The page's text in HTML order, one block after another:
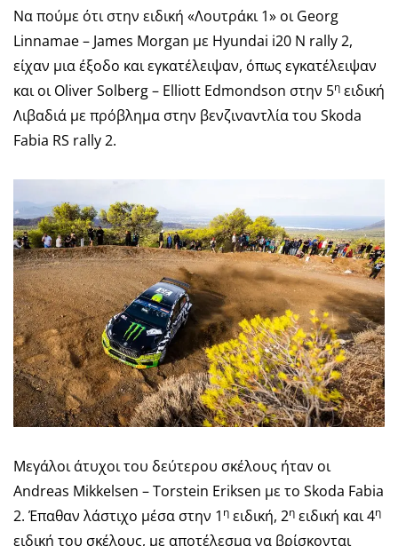
Να πούμε ότι στην ειδική «Λουτράκι 1» οι Georg
Linnamae – James Morgan με Hyundai i20 N rally 2,
είχαν μια έξοδο και εγκατέλειψαν, όπως εγκατέλειψαν
και οι Oliver Solberg – Elliott Edmondson στην 5η ειδική
Λιβαδιά με πρόβλημα στην βενζιναντλία του Skoda
Fabia RS rally 2.
Μεγάλοι άτυχοι του δεύτερου σκέλους ήταν οι
Andreas Mikkelsen – Torstein Eriksen με το Skoda Fabia
2. Έπαθαν λάστιχο μέσα στην 1 η ειδική, 2η ειδική και 4η
ειδική του σκέλους, με αποτέλεσμα να βρίσκονται